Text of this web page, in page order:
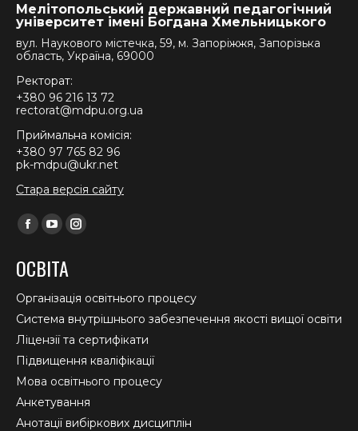
Мелітопольський державний педагогічний
університет імені Богдана Хмельницького
вул. Наукового містечка, 59, м. Запоріжжя, Запорізька
область, Україна, 69000
Ректорат:
+380 96 216 13 72
rectorat@mdpu.org.ua
Приймальна комісія:
+380 97 765 82 96
pk-mdpu@ukr.net
Стара версія сайту
Find us on:
Facebook
opens
in
new
window
YouTube
opens
in
new
window
Instagram
in
new
window
ОСВІТА
Організація освітнього процесу
Система внутрішнього забезпечення якості вищої освіти
Ліцензії та сертифікати
Підвищення кваліфікації
Мова освітнього процесу
Анкетування
Анотації вибіркових дисциплін